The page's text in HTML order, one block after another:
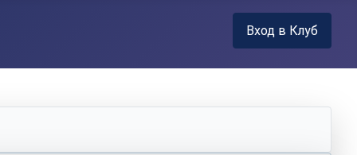
Вход в Клуб